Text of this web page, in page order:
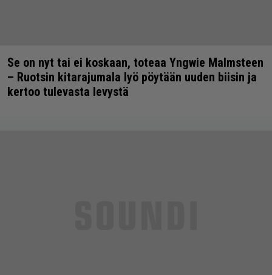
Se on nyt tai ei koskaan, toteaa Yngwie Malmsteen
– Ruotsin kitarajumala lyö pöytään uuden biisin ja
kertoo tulevasta levystä